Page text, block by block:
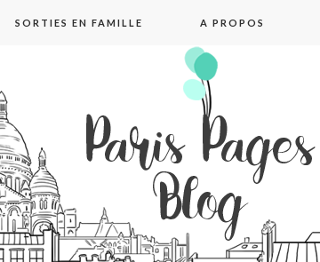
SORTIES EN FAMILLE A PROPOS
blog